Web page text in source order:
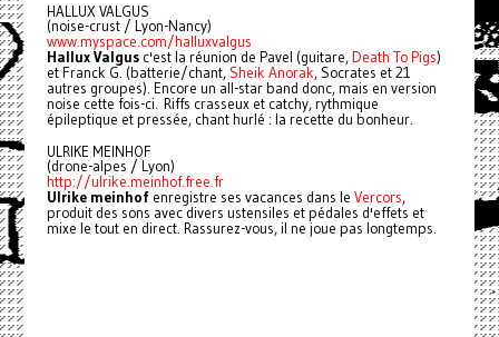
HALLUX VALGUS
(noise-crust / Lyon-Nancy)
www.myspace.com/halluxvalgus
Hallux Valgusc'est la réunion de Pavel (guitare,Death To Pigs)
et Franck G. (batterie/chant, Sheik Anorak, Socrates et 21
autres groupes). Encore un all-star band donc, mais en version
noise cette fois-ci. Riffs crasseux et catchy, rythmique
épileptique et pressée, chant hurlé : la recette du bonheur.
ULRIKE MEINHOF
(drone-alpes / Lyon)
http://ulrike.meinhof.free.fr
Ulrike meinhofenregistre ses vacances dans le Vercors,
produit des sons avec divers ustensiles et pédales d'effets et
mixe le tout en direct. Rassurez-vous, il ne joue pas longtemps.